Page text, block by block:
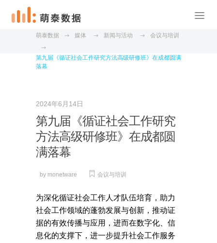
萌泰数据 媒体 新闻与活动 会议与培训
第九届《循证社会工作研究方法高级研修班》在成都圆满
落幕
2024年6月14日
第九届《循证社会工作研究
方法高级研修班》在成都圆
满落幕
by monetware 会议与培训
为深化循证社会工作人才队伍培育，助力
社会工作领域的蓬勃发展与创新，推动证
据的有效传播与应用，进而在数字化、信
息化的支撑下，进一步提升社会工作服务